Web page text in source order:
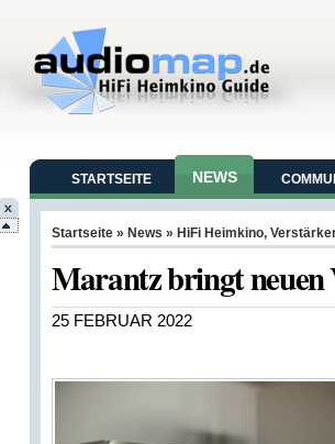
STARTSEITE NEWS
Startseite » News » HiFi Heimkino,
Marantz bringt
25 FEBRUAR 2022